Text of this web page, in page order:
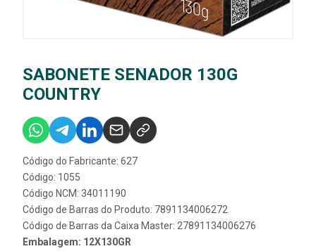
SABONETE SENADOR 130G
COUNTRY
Código do Fabricante: 627
Código: 1055
Código NCM: 34011190
Código de Barras do Produto: 7891134006272
Código de Barras da Caixa Master: 27891134006276
Embalagem: 12X130GR